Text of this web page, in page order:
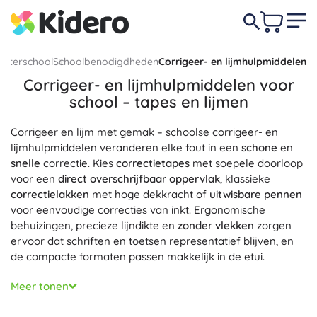
SchoolbenodigdhedenCorrigeer- en lijmhulpmiddelen
Corrigeer- en lijmhulpmiddelen voor
school – tapes en lijmen
Corrigeer en lijm met gemak – schoolse corrigeer- en
lijmhulpmiddelen veranderen elke fout in een schone en
snelle correctie. Kies correctietapes met soepele doorloop
voor een direct overschrijfbaar oppervlak, klassieke
correctielakken met hoge dekkracht of uitwisbare pennen
voor eenvoudige correcties van inkt. Ergonomische
behuizingen, precieze lijndikte en zonder vlekken zorgen
ervoor dat schriften en toetsen representatief blijven, en
de compacte formaten passen makkelijk in de etui.
Voor projecten en huiswerk kies je
en karton,vloeibare lijmen
Meer tonen